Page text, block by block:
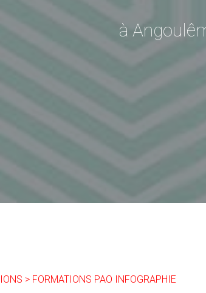
à
> FORMATIONS PAO INFOGRAPHIE